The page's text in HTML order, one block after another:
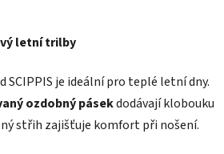
letní trilby
SCIPPIS je ideální pro teplé letní dny.
ozdobný pásekdodávají klobouku
střih zajišťuje komfort při nošení.